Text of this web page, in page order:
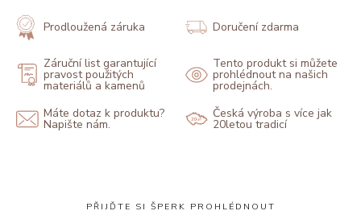
Prodloužená záruka Doručení zdarma
Záruční list garantující
pravost použitých
materiálů a kamenů
Tento produkt si můžete
prohlédnout na našich
prodejnách.
Máte dotaz k produktu?
Napište nám.
Česká výroba s více jak
20letou tradicí
PŘIJĎTE SI ŠPERK PROHLÉDNOUT